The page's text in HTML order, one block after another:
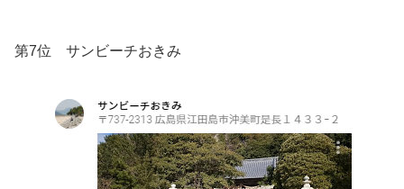
第7位 サンビーチおきみ